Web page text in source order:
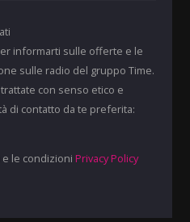
informarti sulle offerte e le
sulle radio del gruppo Time.
con senso etico e
di contatto da te preferita:
le condizioni Privacy Policy